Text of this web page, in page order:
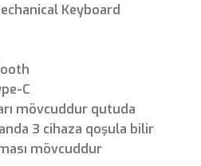
Keyboard
C
mövcuddur qutuda
3 cihaza qoşula bilir
mövcuddur